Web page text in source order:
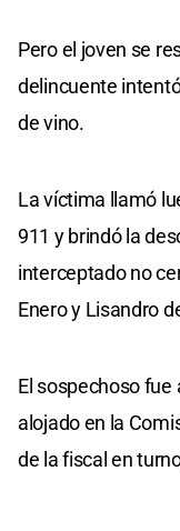
Pero el joven se
delincuente
de vino.
La víctima llamó
911 y brindó la
interceptado no
Enero y Lisandro
El sospechoso
alojado en la
de la fiscal en